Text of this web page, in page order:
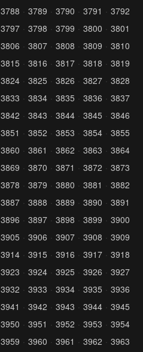
3788 3789 3790 3791
3792
3797 3798 3799 3800
3801
3806 3807 3808 3809
3810
3815 3816 3817 3818
3819
3824 3825 3826 3827
3828
3833 3834 3835 3836
3837
3842 3843 3844 3845
3846
3851 3852 3853 3854
3855
3860 3861 3862 3863
3864
3869 3870 3871 3872
3873
3878 3879 3880 3881
3882
3887 3888 3889 3890
3891
3896 3897 3898 3899
3900
3905 3906 3907 3908
3909
3914 3915 3916 3917
3918
3923 3924 3925 3926
3927
3932 3933 3934 3935
3936
3941 3942 3943 3944
3945
3950 3951 3952 3953
3954
3959 3960 3961 3962
3963